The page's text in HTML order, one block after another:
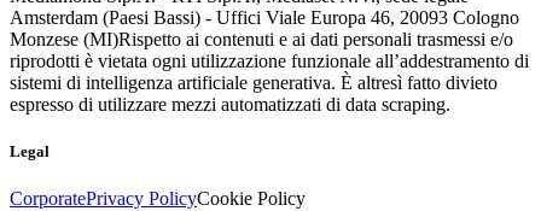
Amsterdam (Paesi Bassi) - Uffici Viale Europa 46, 20093 Cologno
Monzese (MI)Rispetto ai contenuti e ai dati personali trasmessi e/o
riprodotti è vietata ogni utilizzazione funzionale all’addestramento di
sistemi di intelligenza artificiale generativa. È altresì fatto divieto
espresso di utilizzare mezzi automatizzati di data scraping.
Legal
CorporatePrivacy PolicyCookie Policy